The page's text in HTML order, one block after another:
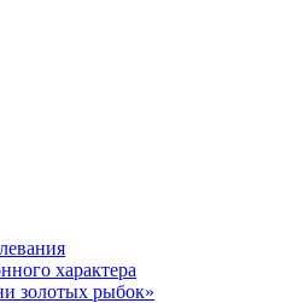
характера
золотых рыбок»